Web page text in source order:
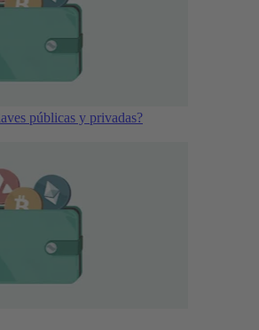
públicas y privadas?